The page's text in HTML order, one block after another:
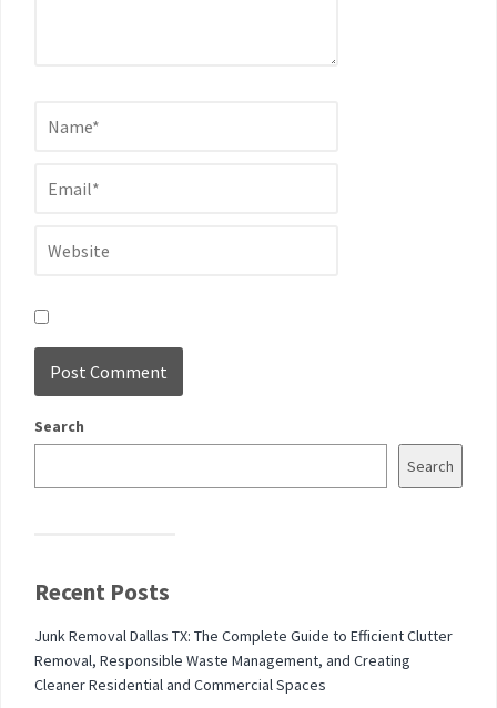
Search
Search
Recent Posts
Junk Removal Dallas TX: The Complete Guide to Efficient Clutter
Removal, Responsible Waste Management, and Creating
Cleaner Residential and Commercial Spaces